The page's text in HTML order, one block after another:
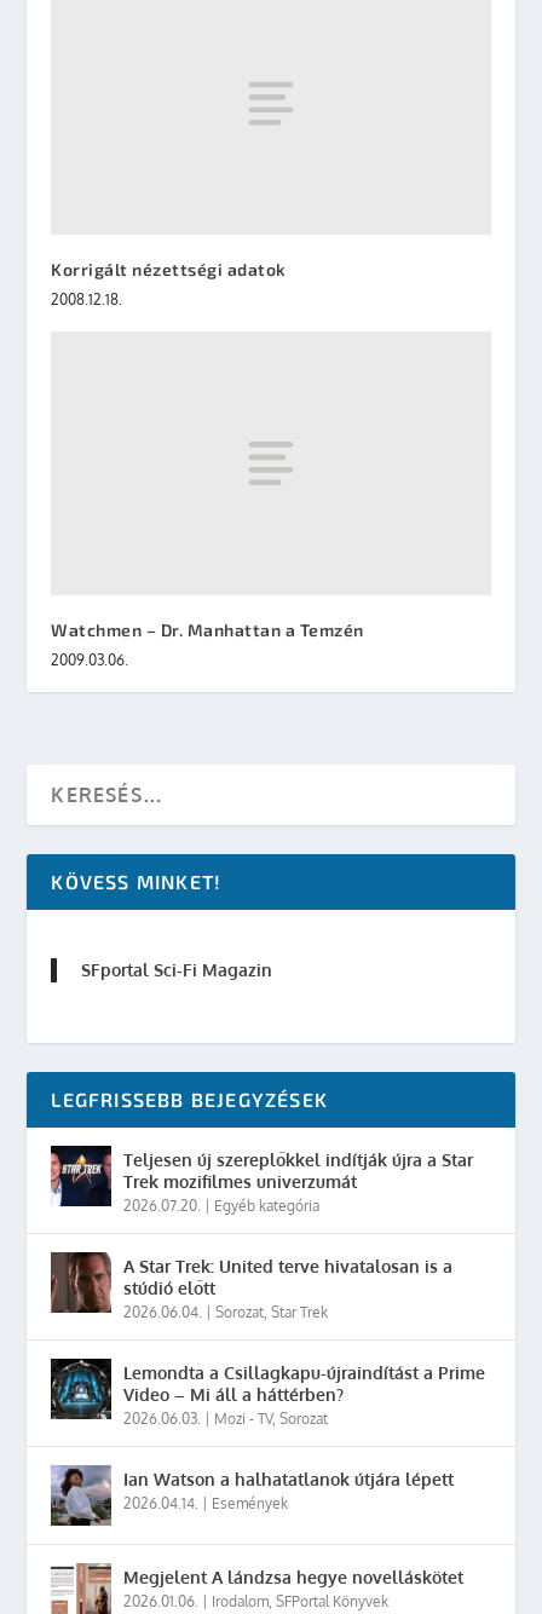
Korrigált nézettségi adatok
2008.12.18.
Watchmen – Dr. Manhattan a Temzén
2009.03.06.
KÖVESS MINKET!
SFportal Sci-Fi Magazin
LEGFRISSEBB BEJEGYZÉSEK
Teljesen új szereplőkkel indítják újra a Star
Trek mozifilmes univerzumát
2026.07.20. Egyéb kategória
A Star Trek: United terve hivatalosan is a
stúdió előtt
2026.06.04. |Sorozat,Star Trek
Lemondta a Csillagkapu-újraindítást a Prime
Video – Mi áll a háttérben?
2026.06.03. Mozi - TV,Sorozat
Ian Watson a halhatatlanok útjára lépett
2026.04.14. Események
Megjelent A lándzsa hegye novelláskötet
2026.01.06. Irodalom,SFPortal Könyvek